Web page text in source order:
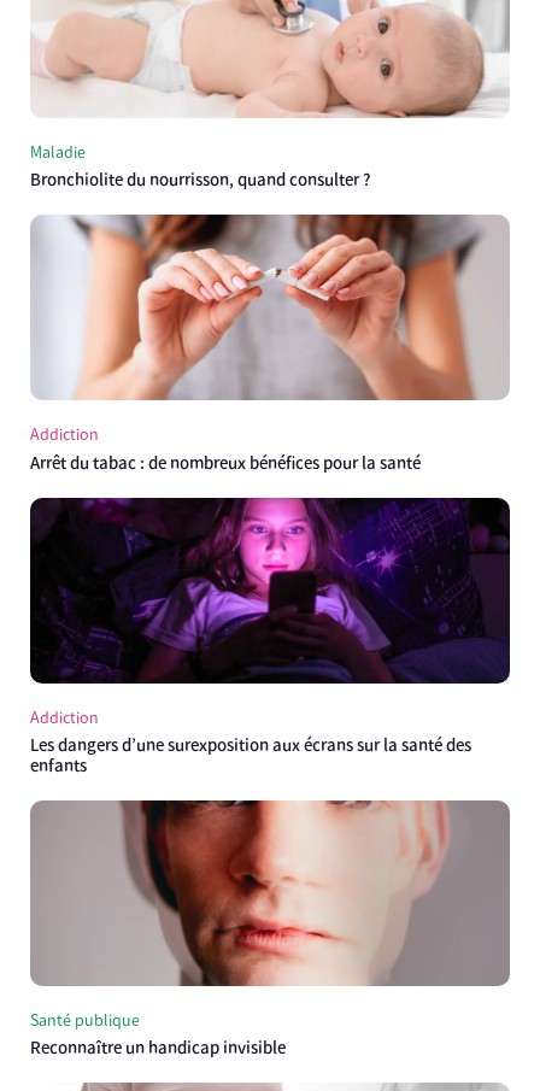
Maladie
Bronchiolite du nourrisson, quand consulter ?
Addiction
Arrêt du tabac : de nombreux bénéfices pour la santé
Addiction
Les dangers d’une surexposition aux écrans sur la santé des
enfants
Santé publique
Reconnaître un handicap invisible